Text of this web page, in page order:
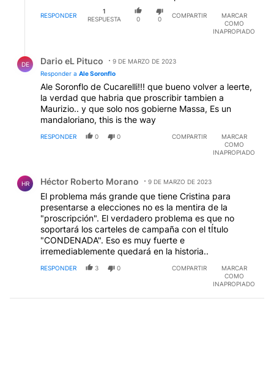
RESPONDER
1
RESPUESTA
0 0
COMPARTIR
MARCAR
COMO
INAPROPIADO
DE Dario eL Pituco
9 DE MARZO DE 2023
Responder a Ale Soronflo
Ale Soronflo de Cucarelli!!! que bueno volver a leerte,
la verdad que habria que proscribir tambien a
Maurizio.. y que solo nos gobierne Massa, Es un
mandaloriano, this is the way
RESPONDER 0 0 COMPARTIR
MARCAR
COMO
INAPROPIADO
HR Héctor Roberto Morano 9 DE MARZO DE 2023
El problema más grande que tiene Cristina para
presentarse a elecciones no es la mentira de la
"proscripción". El verdadero problema es que no
soportará los carteles de campaña con el tÍtulo
"CONDENADA". Eso es muy fuerte e
irremediablemente quedará en la historia..
RESPONDER 3 0 COMPARTIR
MARCAR
COMO
INAPROPIADO